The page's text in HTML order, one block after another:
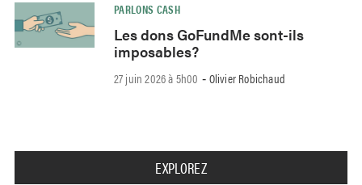
PARLONS CASH
Les dons GoFundMe sont-ils
imposables?
27 juin 2026 à 5h00 - Olivier Robichaud
EXPLOREZ